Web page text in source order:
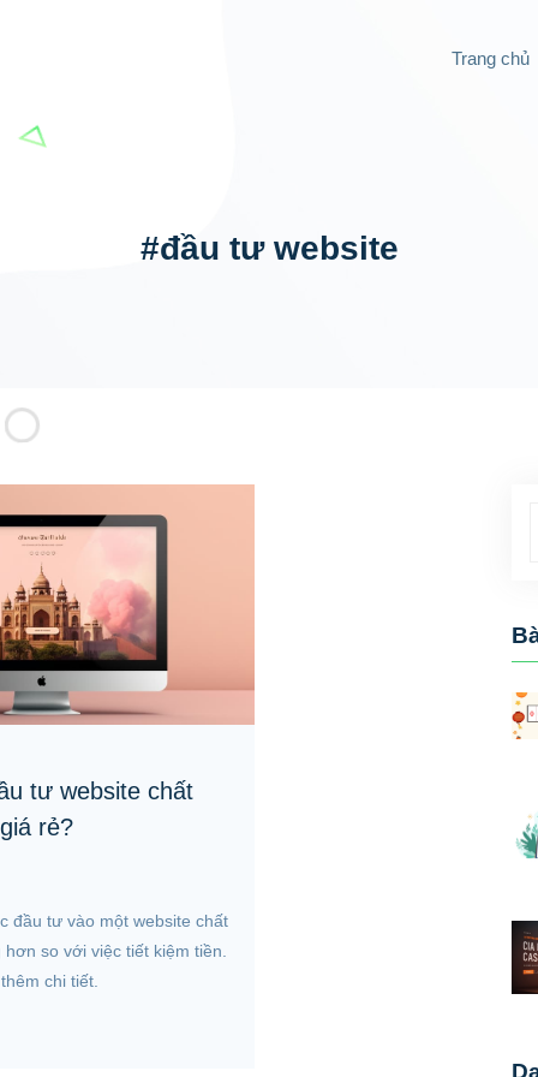
Trang chủ
#đầu tư website
tư website chất
rẻ?
đầu tư vào một website chất
so với việc tiết kiệm tiền.
chi tiết.